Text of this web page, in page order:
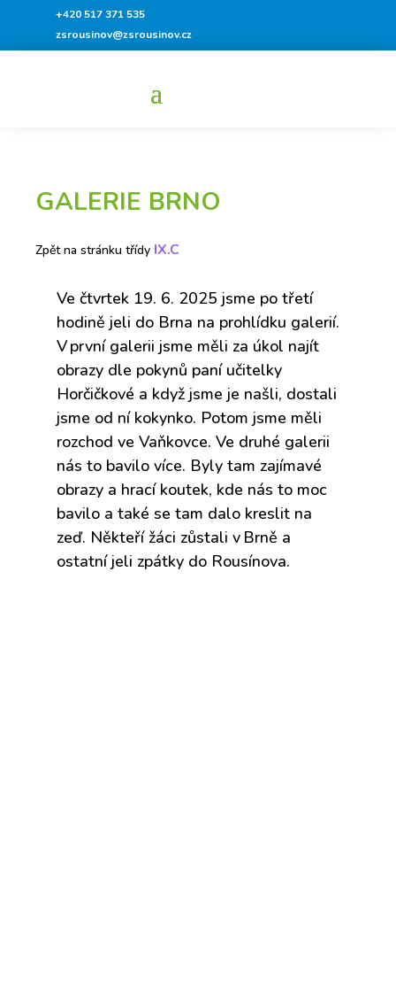
+420 517 371 535
zsrousinov@zsrousinov.cz
GALERIE BRNO
Zpět na stránku třídy IX.C
Ve čtvrtek 19. 6. 2025 jsme po třetí
hodině jeli do Brna na prohlídku galerií.
V první galerii jsme měli za úkol najít
obrazy dle pokynů paní učitelky
Horčičkové a když jsme je našli, dostali
jsme od ní kokynko. Potom jsme měli
rozchod ve Vaňkovce. Ve druhé galerii
nás to bavilo více. Byly tam zajímavé
obrazy a hrací koutek, kde nás to moc
baviloa také se tam dalo kreslit na
zeď. Někteří žáci zůstali v Brně a
ostatní jeli zpátky do Rousínova.